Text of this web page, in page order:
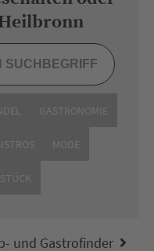
GASTRONOMIE
MODE
und Gastrofinder